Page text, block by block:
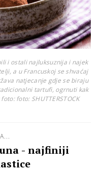
i ostali najluksuznija i najek
a u Francuskoj se shvaćaj
natjecanje gdje se biraju
tartufi, ogrnuti kak
foto:foto: SHUTTERSTOCK
- najfiniji